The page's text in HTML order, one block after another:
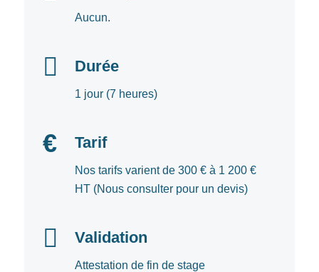
Aucun.
Durée
1 jour (7 heures)
Tarif
Nos tarifs varient de 300 € à 1 200 €
HT (Nous consulter pour un devis)
Validation
Attestation de fin de stage